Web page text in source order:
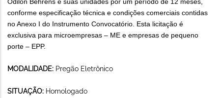
conforme especificação técnica e condições comerciais contidas
no Anexo I do Instrumento Convocatório. Esta licitação é
exclusiva para microempresas – ME e empresas de pequeno
porte – EPP.
MODALIDADE: Pregão Eletrônico
SITUAÇÃO: Homologado